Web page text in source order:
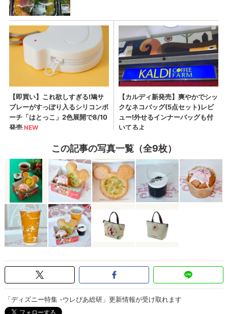
この記事の写真一覧（全9枚）
「ディズニー特集 -ウレぴあ総研」更新情報が受け取れます